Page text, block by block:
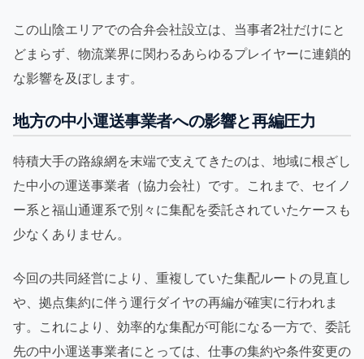
この山陰エリアでの合弁会社設立は、当事者2社だけにと
どまらず、物流業界に関わるあらゆるプレイヤーに連鎖的
な影響を及ぼします。
地方の中小運送事業者への影響と再編圧力
特積大手の路線網を末端で支えてきたのは、地域に根ざし
た中小の運送事業者（協力会社）です。これまで、セイノ
ー系と福山通運系で別々に集配を委託されていたケースも
少なくありません。
今回の共同経営により、重複していた集配ルートの見直し
や、拠点集約に伴う運行ダイヤの再編が確実に行われま
す。これにより、効率的な集配が可能になる一方で、委託
先の中小運送事業者にとっては、仕事の集約や条件変更の